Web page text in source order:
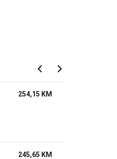
254,15 KM
245,65 KM